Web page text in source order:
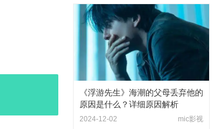
《浮游先生》海潮的父母丢弃他的
原因是什么？详细原因解析
2024-12-02 mic影视